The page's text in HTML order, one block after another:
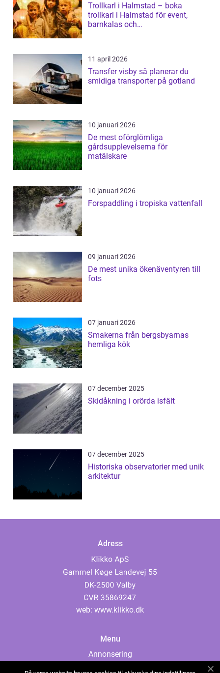
Trollkarl i Halmstad – boka
trollkarl i Halmstad för event,
barnkalas och
11 april 2026
Transfer visby så planerar du
smidiga transporter på gotland
10 januari 2026
De mest oförglömliga
gårdsupplevelserna för
matälskare
10 januari 2026
Forspaddling i tropiska vattenfall
09 januari 2026
De mest unika ökenäventyren till
fots
07 januari 2026
Smakerna från bergsbyarnas
hemliga kök
07 december 2025
Skidåkning i orörda isfält
07 december 2025
Historiska observatorier med unik
arkitektur
Adress
web: www.klikko.dk
Menu
Annonsering